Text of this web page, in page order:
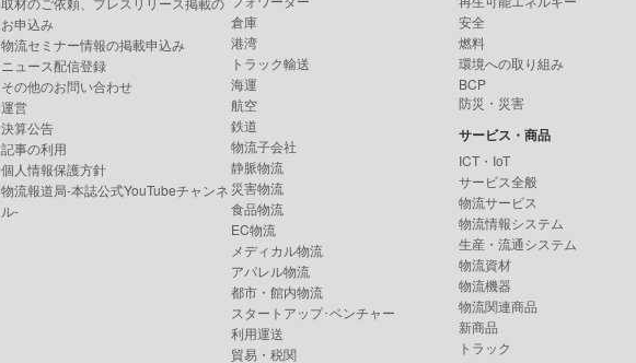
お申込み
物流セミナー情報の掲載申込み
ニュース配信登録
その他のお問い合わせ
運営
決算公告
記事の利用
個人情報保護方針
物流報道局-本誌公式YouTubeチャンネ
ル-
倉庫
港湾
トラック輸送
海運
航空
鉄道
物流子会社
静脈物流
災害物流
食品物流
EC物流
メディカル物流
アパレル物流
都市・館内物流
スタートアップ･ベンチャー
利用運送
貿易・税関
安全
燃料
環境への取り組み
BCP
防災・災害
サービス・商品
ICT・IoT
サービス全般
物流サービス
物流情報システム
生産・流通システム
物流資材
物流機器
物流関連商品
新商品
トラック